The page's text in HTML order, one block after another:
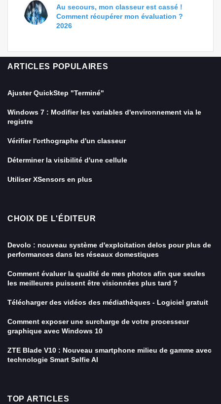
Au secours, mon classeur est cassé !
Comment récupérer mon évaluation ?
2026
ARTICLES POPULAIRES
Ajuster QuickStep "Terminé"
Windows 7 : Modifier les variables d'environnement via le
registre
Vérifier l'orthographe d'un classeur
Déterminer la visibilité d'une cellule
Utiliser XSensors en plus
CHOIX DE L'ÉDITEUR
Devolo : nouveau système d'exploitation delos pour plus de
performances dans les réseaux domestiques
Comment évaluer la qualité de mes photos afin que seules
les meilleures puissent être visionnées plus tard ?
Télécharger des vidéos des médiathèques - Logiciel gratuit
Comment exposer une surcharge de votre processeur
graphique avec Windows 10
ZTE Blade V10 : Nouveau smartphone milieu de gamme avec
technologie Smart Selfie AI
TOP ARTICLES